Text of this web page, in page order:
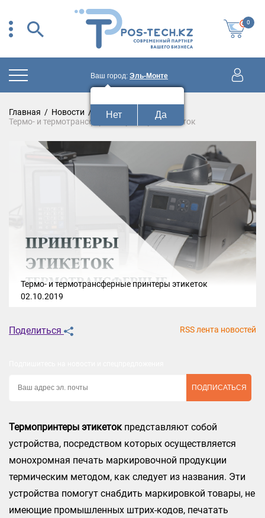
0
Ваш город: Эль-Монте
Нет Да
Главная / Новости /
Термо- и термотрансферные принтеры этикеток
Термо- и термотрансферные принтеры этикеток
02.10.2019
Поделиться RSS лента новостей
ПОДПИСАТЬСЯ
Термопринтеры этикетокпредставляют собой
устройства, посредством которых осуществляется
монохромная печать маркировочной продукции
термическим методом, как следует из названия. Эти
устройства помогут снабдить маркировкой товары, не
имеющие промышленных штрих-кодов, печатать